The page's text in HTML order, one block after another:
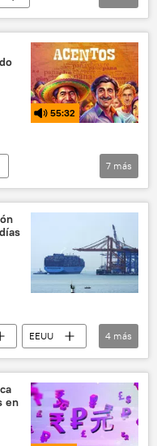
Foro Económico Internacional de San Petersburgo (SPIEF)
55:32
comercio
7 más
EEUU
4 más
en